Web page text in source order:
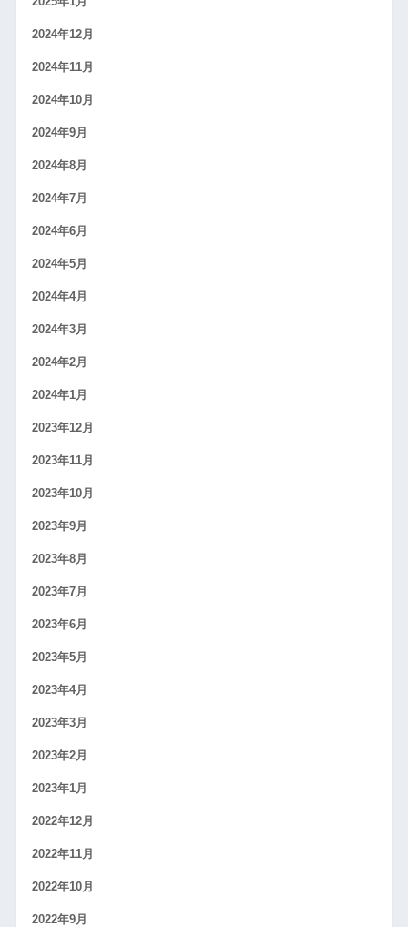
2024年12月
2024年11月
2024年10月
2024年9月
2024年8月
2024年7月
2024年6月
2024年5月
2024年4月
2024年3月
2024年2月
2024年1月
2023年12月
2023年11月
2023年10月
2023年9月
2023年8月
2023年7月
2023年6月
2023年5月
2023年4月
2023年3月
2023年2月
2023年1月
2022年12月
2022年11月
2022年10月
2022年9月